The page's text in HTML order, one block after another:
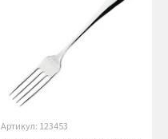
Артикул: 123453